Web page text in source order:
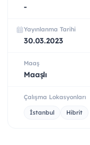
-
Yayınlanma Tarihi
30.03.2023
Maaş
Maaşlı
Çalışma Lokasyonları
İstanbul Hibrit